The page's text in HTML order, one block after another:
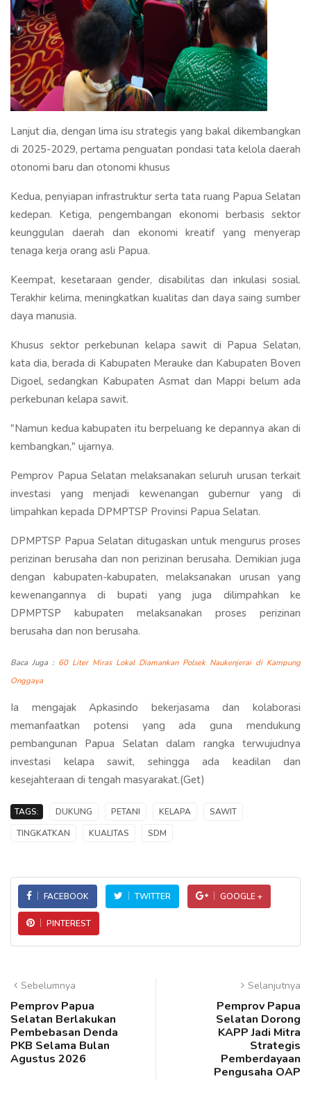
Lanjut dia, dengan lima isu strategis yang bakal dikembangkan
di 2025-2029, pertama penguatan pondasi tata kelola daerah
otonomi baru dan otonomi khusus
Kedua, penyiapan infrastruktur serta tata ruang Papua Selatan
kedepan. Ketiga, pengembangan ekonomi berbasis sektor
keunggulan daerah dan ekonomi kreatif yang menyerap
tenaga kerja orang asli Papua.
Keempat, kesetaraan gender, disabilitas dan inkulasi sosial.
Terakhir kelima, meningkatkan kualitas dan daya saing sumber
daya manusia.
Khusus sektor perkebunan kelapa sawit di Papua Selatan,
kata dia, berada di Kabupaten Merauke dan Kabupaten Boven
Digoel, sedangkan Kabupaten Asmat dan Mappi belum ada
perkebunan kelapa sawit.
"Namun kedua kabupaten itu berpeluang ke depannya akan di
kembangkan," ujarnya.
Pemprov Papua Selatan melaksanakan seluruh urusan terkait
investasi yang menjadi kewenangan gubernur yang di
limpahkan kepada DPMPTSP Provinsi Papua Selatan.
DPMPTSP Papua Selatan ditugaskan untuk mengurus proses
perizinan berusaha dan non perizinan berusaha. Demikian juga
dengan kabupaten-kabupaten, melaksanakan urusan yang
kewenangannya di bupati yang juga dilimpahkan ke
DPMPTSP kabupaten melaksanakan proses perizinan
berusaha dan non berusaha.
Baca Juga : 60 Liter Miras Lokal Diamankan Polsek Naukenjerai di Kampung
Onggaya
Ia mengajak Apkasindo bekerjasama dan kolaborasi
memanfaatkan potensi yang ada guna mendukung
pembangunan Papua Selatan dalam rangka terwujudnya
investasi kelapa sawit, sehingga ada keadilan dan
kesejahteraan di tengah masyarakat.(Get)
TAGS: DUKUNG PETANI KELAPA
SAWIT
TINGKATKAN
KUALITAS SDM
FACEBOOK TWITTER GOOGLE +
PINTEREST
Sebelumnya
Pemprov Papua
Selatan Berlakukan
Pembebasan Denda
PKB Selama Bulan
Agustus 2026
Selanjutnya
Pemprov Papua
Selatan Dorong
KAPP Jadi Mitra
Strategis
Pemberdayaan
Pengusaha OAP